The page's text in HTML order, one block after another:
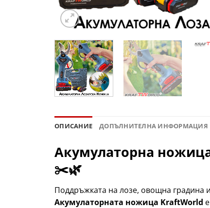
ОПИСАНИЕ ДОПЪЛНИТЕЛНА ИНФОРМАЦИЯ
Акумулаторна
✂️🌿
Поддръжката на лозе, овощна градина
Акумулаторната ножица KraftWorld